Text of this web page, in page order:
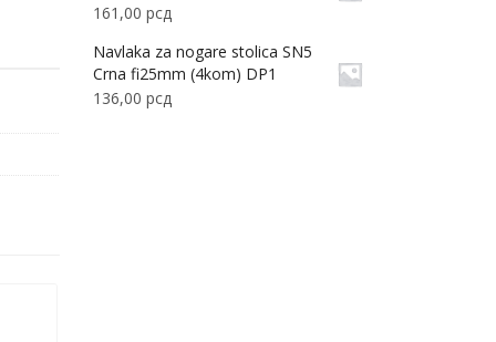
161,00 рсд
Navlaka za nogare stolica SN5
Crna fi25mm (4kom) DP1
136,00 рсд